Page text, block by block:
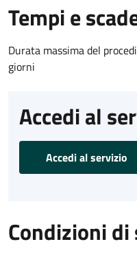
Tempi e
Durata massima del
giorni
Accedi al
Accedi al servizio
Condizioni